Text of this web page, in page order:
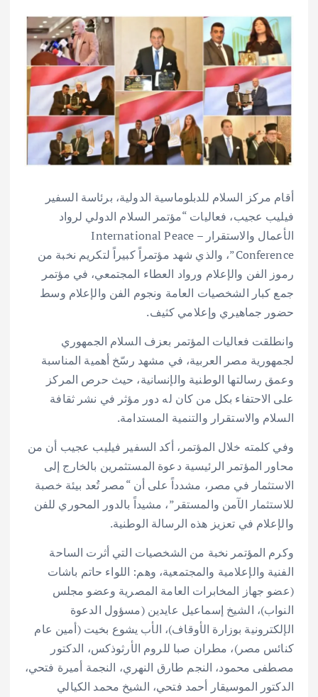
أقام مركز السلام للدبلوماسية الدولية، برئاسة السفير
فيليب عجيب، فعاليات “مؤتمر السلام الدولي لرواد
الأعمال والاستقرار – International Peace
Conference”، والذي شهد مؤتمراً كبيراً لتكريم نخبة من
رموز الفن والإعلام ورواد العطاء المجتمعي، في مؤتمر
جمع كبار الشخصيات العامة ونجوم الفن والإعلام وسط
حضور جماهيري وإعلامي كثيف.
وانطلقت فعاليات المؤتمر بعزف السلام الجمهوري
لجمهورية مصر العربية، في مشهد رسّخ أهمية المناسبة
وعمق رسالتها الوطنية والإنسانية، حيث حرص المركز
على الاحتفاء بكل من كان له دور مؤثر في نشر ثقافة
السلام والاستقرار والتنمية المستدامة.
وفي كلمته خلال المؤتمر، أكد السفير فيليب عجيب أن من
محاور المؤتمر الرئيسية دعوة المستثمرين بالخارج إلى
الاستثمار في مصر، مشدداً على أن “مصر تُعد بيئة خصبة
للاستثمار الآمن والمستقر”، مشيداً بالدور المحوري للفن
والإعلام في تعزيز هذه الرسالة الوطنية.
وكرم المؤتمر نخبة من الشخصيات التي أثرت الساحة
الفنية والإعلامية والمجتمعية، وهم: اللواء حاتم باشات
(عضو جهاز المخابرات العامة المصرية وعضو مجلس
النواب)، الشيخ إسماعيل عايدين (مسؤول الدعوة
الإلكترونية بوزارة الأوقاف)، الأب يشوع بخيت (أمين عام
كنائس مصر)، مطران صبا للروم الأرثوذكس، الدكتور
مصطفى محمود، النجم طارق النهري، النجمة أميرة فتحي،
الدكتور الموسيقار أحمد فتحي، الشيخ محمد الكيالي